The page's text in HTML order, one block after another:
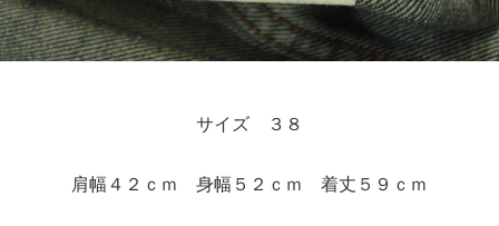
サイズ ３８
肩幅４２ｃｍ 身幅５２ｃｍ 着丈５９ｃｍ